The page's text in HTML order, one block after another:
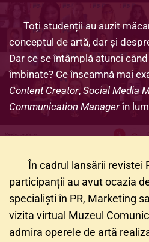
Toți studenții au auzit
conceptul de artă, dar și
Dar ce se întâmplă atunci
Content Creator, Social Media
Communication Manager în
În cadrul lansării revistei
participanții au avut ocazia
specialiști în PR, Marketing
vizita virtual Muzeul
admira operele de artă